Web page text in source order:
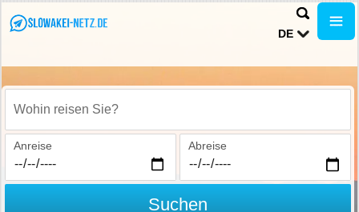
DE
Wohin reisen Sie?
Anreise Abreise
Suchen